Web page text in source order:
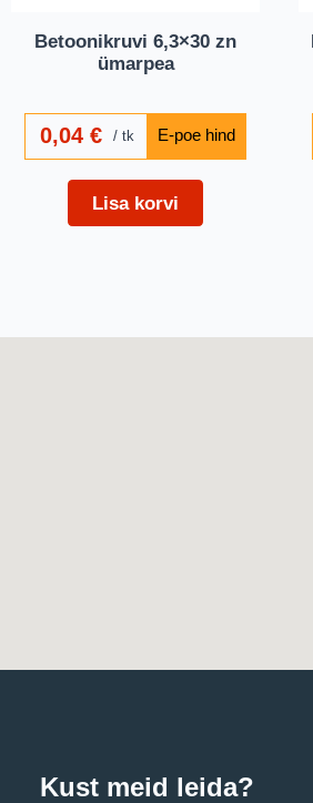
Betoonikruvi 6,3×30 zn
ümarpea
0,04€ tk
Lisa korvi
Kust meid leida?